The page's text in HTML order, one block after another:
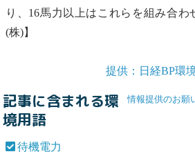
り、16馬力以上はこれらを組み合わ
(株)】
提供：日経BP環
情報提供のお願
記事に含まれる環
境用語
待機電力